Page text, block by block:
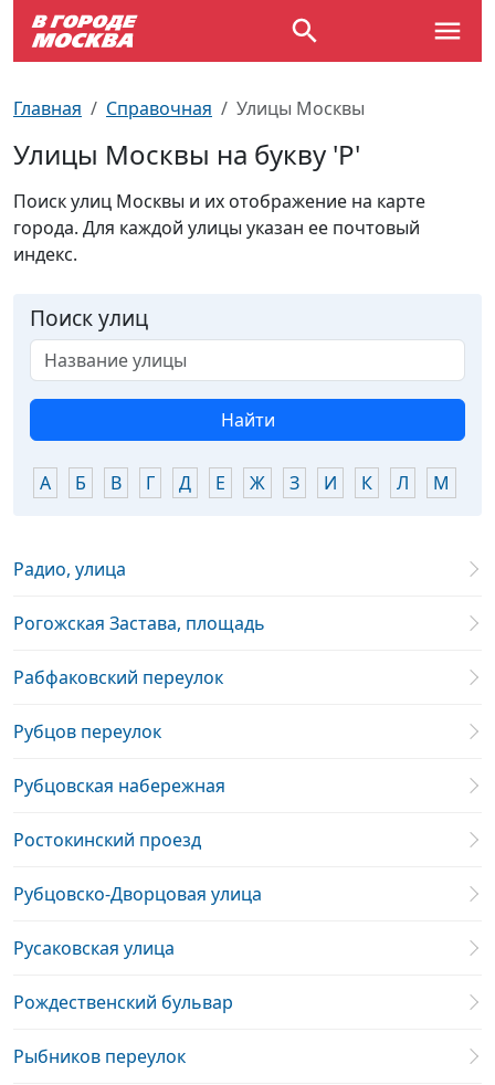
Главная Справочная Улицы Москвы
Улицы Москвы на букву 'Р'
Поиск улиц Москвы и их отображение на карте
города. Для каждой улицы указан ее почтовый
индекс.
Поиск улиц
Найти
А Б В Г Д Е Ж З И К Л М
Радио, улица
Рогожская Застава, площадь
Рабфаковский переулок
Рубцов переулок
Рубцовская набережная
Ростокинский проезд
Рубцовско-Дворцовая улица
Русаковская улица
Рождественский бульвар
Рыбников переулок
Детям
Концерты
Спорт
Театр
Экскурсии
По профессиям
Возле метро
Новости
Перехватывающие парковки
Платные парковки закрытого типа
Специализированные стоянки
Стоянки для большегрузного
автотранспорта
Трамваи
Электрички
Схема метро
Пробки на дорогах
Карта Москвы
Улицы Москвы
Почтовые индексы